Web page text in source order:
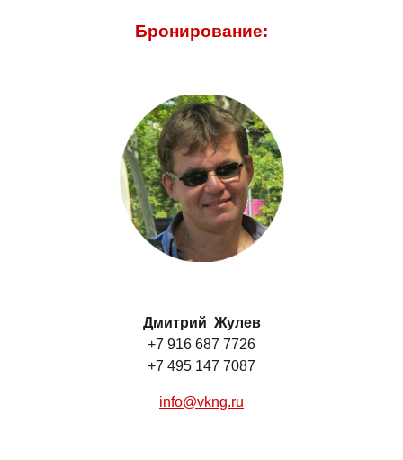
Бронирование:
Дмитрий Жулев
+7 916 687 7726
+7 495 147 7087
info@vkng.ru